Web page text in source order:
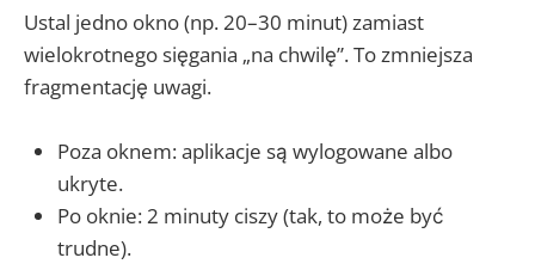
Ustal jedno okno (np. 20–30 minut) zamiast
wielokrotnego sięgania „na chwilę”. To zmniejsza
fragmentację uwagi.
Poza oknem: aplikacje są wylogowane albo
ukryte.
Po oknie: 2 minuty ciszy (tak, to może być
trudne).